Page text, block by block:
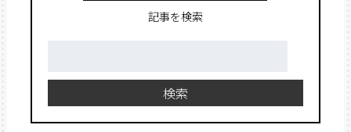
記事を検索
検索